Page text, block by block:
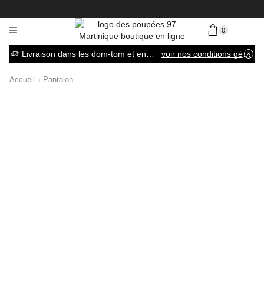
0
voir nos conditions générales de vente
Accueil Pantalon